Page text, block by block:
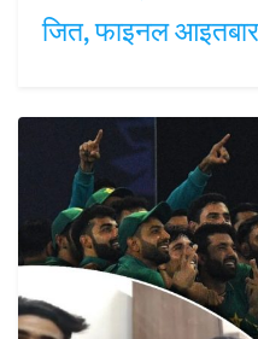
जित, फाइनल